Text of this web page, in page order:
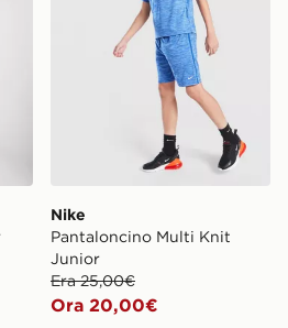
Nike
Pantaloncino Multi Knit
Junior
Era 25,00€
Ora 20,00€